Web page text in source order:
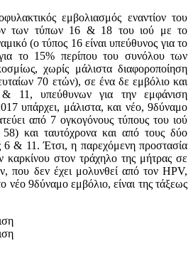
εμβολιασμός εναντίον του
των τύπων 16 & 18 του ιού με το
(ο τύπος 16 είναι υπεύθυνος για το
το 15% περίπου του συνόλου των
χωρίς μάλιστα διαφοροποίηση
70 ετών), σε ένα δε εμβόλιο και
11, υπεύθυνων για την εμφάνιση
υπάρχει, μάλιστα, και νέο, 9δύναμο
από 7 ογκογόνους τύπους του ιού
και ταυτόχρονα και από τους δύο
6 & 11. Έτσι, η παρεχόμενη προστασία
στον τράχηλο της μήτρας σε
που δεν έχει μολυνθεί από τον HPV,
νέο 9δύναμο εμβόλιο, είναι της τάξεως